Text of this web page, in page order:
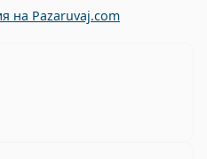
на Pazaruvaj.com